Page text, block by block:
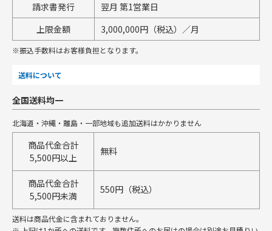
請求書発行
翌月 第1営業日
上限金額
3,000,000円（税込）／月
※振込手数料はお客様負担となります。
送料について
全国送料均一
北海道・沖縄・離島・一部地域も追加送料はかかりません
商品代金合計
5,500円以上
無料
商品代金合計
5,500円未満
550円（税込）
送料は商品代金に含まれておりません。